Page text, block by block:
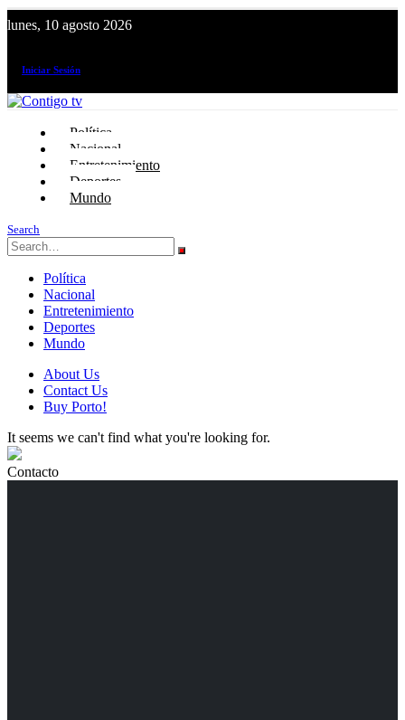
lunes, 10 agosto 2026
Iniciar Sesión
Política
Nacional
Entretenimiento
Deportes
Mundo
Search
Política
Nacional
Entretenimiento
Deportes
Mundo
About Us
Contact Us
Buy Porto!
It seems we can't find what you're looking for.
Contacto